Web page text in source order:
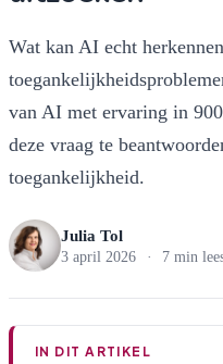
Wat kan AI echt
van AI met ervaring in
deze vraag te
toegankelijkheid.
Julia Tol
3 april 2026 · 7 min
IN DIT ARTIKEL